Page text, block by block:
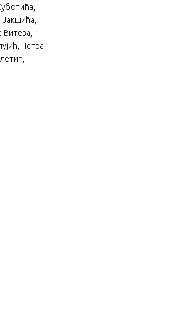
Петра